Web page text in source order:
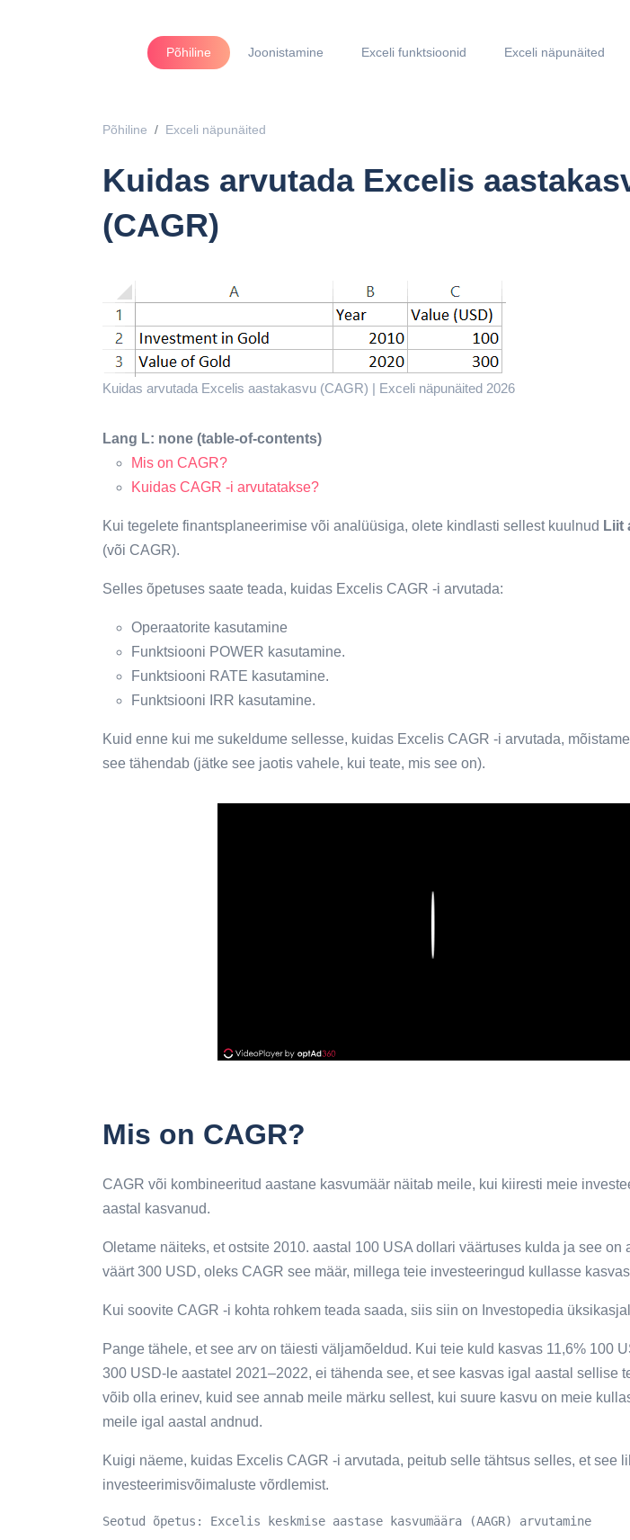
Põhiline Joonistamine Exceli funktsioonid Exceli näpunäited
Põhiline Exceli näpunäited
Kuidas arvutada Excelis
(CAGR)
Kuidas arvutada Excelis aastakasvu (CAGR) | Exceli näpunäited 2026
Lang L: none (table-of-contents)
Mis on CAGR?
Kuidas CAGR -i arvutatakse?
Kui tegelete finantsplaneerimise või analüüsiga, olete kindlasti sellest kuulnud Liit
(või CAGR).
Selles õpetuses saate teada, kuidas Excelis CAGR -i arvutada:
Operaatorite kasutamine
Funktsiooni POWER kasutamine.
Funktsiooni RATE kasutamine.
Funktsiooni IRR kasutamine.
Kuid enne kui me sukeldume sellesse, kuidas Excelis CAGR -i arvutada,
see tähendab (jätke see jaotis vahele, kui teate, mis see on).
Mis on CAGR?
CAGR või kombineeritud aastane kasvumäär näitab meile, kui kiiresti meie
aastal kasvanud.
Oletame näiteks, et ostsite 2010. aastal 100 USA dollari väärtuses kulda ja see on
väärt 300 USD, oleks CAGR see määr, millega teie investeeringud kullasse
Kui soovite CAGR -i kohta rohkem teada saada, siis siin on Investopedia
Pange tähele, et see arv on täiesti väljamõeldud. Kui teie kuld kasvas 11,6% 100
300 USD-le aastatel 2021–2022, ei tähenda see, et see kasvas igal aastal sellise
võib olla erinev, kuid see annab meile märku sellest, kui suure kasvu on meie
meile igal aastal andnud.
Kuigi näeme, kuidas Excelis CAGR -i arvutada, peitub selle tähtsus selles, et see
investeerimisvõimaluste võrdlemist.
Seotud õpetus: Excelis keskmise aastase kasvumäära (AAGR) arvutamine